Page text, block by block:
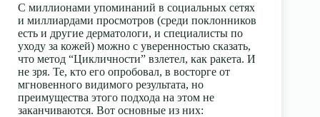
С миллионами упоминаний в социальных сетях
и миллиардами просмотров (среди поклонников
есть и другие дерматологи, и специалисты по
уходу за кожей) можно с уверенностью сказать,
что метод “Цикличности” взлетел, как ракета. И
не зря. Те, кто его опробовал, в восторге от
мгновенного видимого результата, но
преимущества этого подхода на этом не
заканчиваются. Вот основные из них: